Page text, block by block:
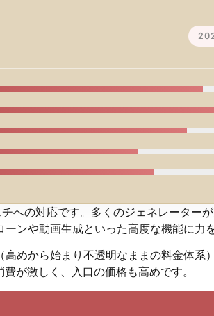
への対応です。多くのジェネレーター
ンや動画生成といった高度な機能に力
めから始まり不透明なままの料金体系
が激しく、入口の価格も高めです。